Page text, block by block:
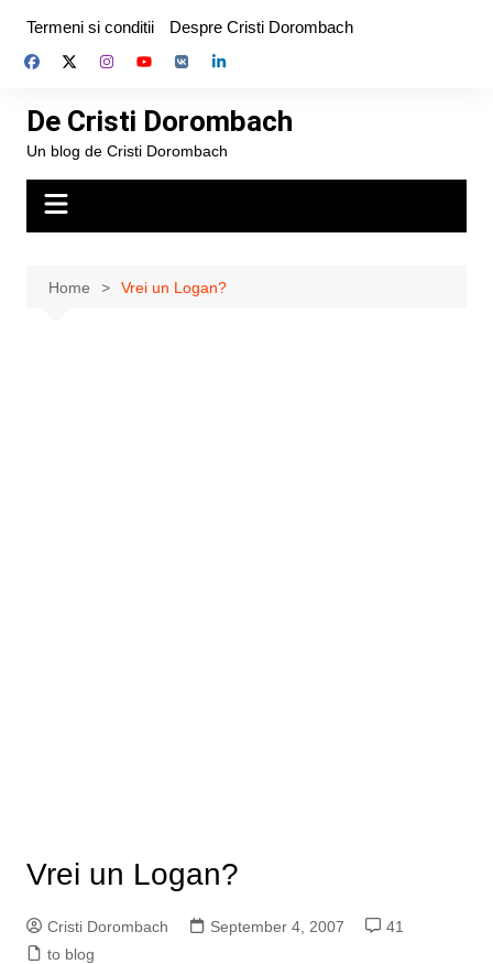
content
Termeni si conditii Despre Cristi Dorombach
De Cristi Dorombach
Un blog de Cristi Dorombach
Home Vrei un Logan?
Vrei un Logan?
Cristi Dorombach September 4, 2007
41
to blog